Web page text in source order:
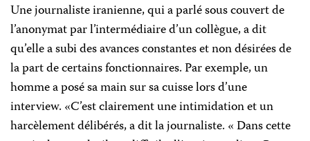
Une journaliste iranienne, qui a parlé sous couvert de
l’anonymat par l’intermédiaire d’un collègue, a dit
qu’elle a subi des avances constantes et non désirées de
la part de certains fonctionnaires. Par exemple, un
homme a posé sa main sur sa cuisse lors d’une
interview. «C’est clairement une intimidation et un
harcèlement délibérés, a dit la journaliste. « Dans cette